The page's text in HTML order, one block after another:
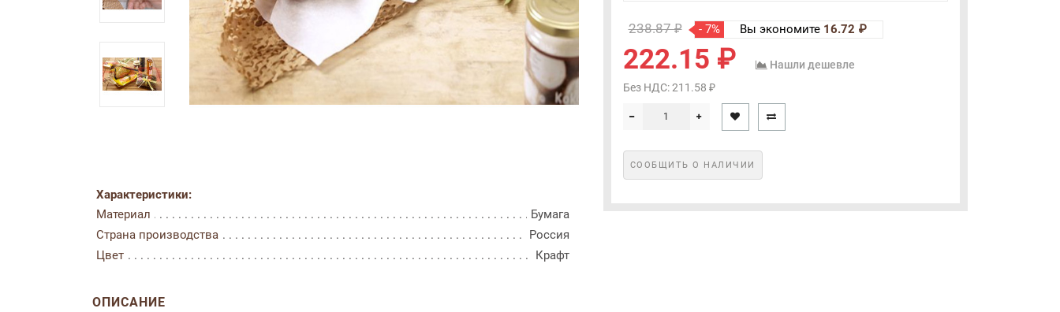
Характеристики:
Материал
Бумага
Страна производства
Россия
Цвет
Крафт
238.87 ₽ - 7% Вы экономите 16.72 ₽
222.15 ₽
Нашли дешевле
Без НДС: 211.58 ₽
СООБЩИТЬ О НАЛИЧИИ
ОПИСАНИЕ